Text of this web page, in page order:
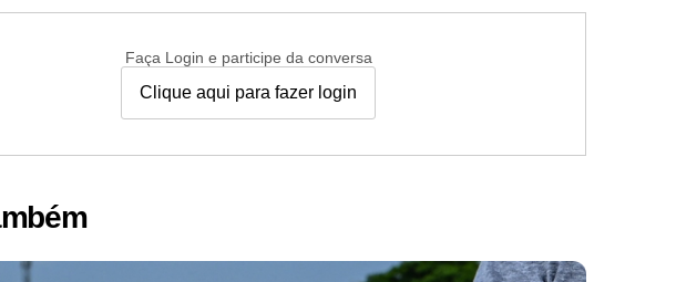
Faça Login e participe da conversa
Clique aqui para fazer login